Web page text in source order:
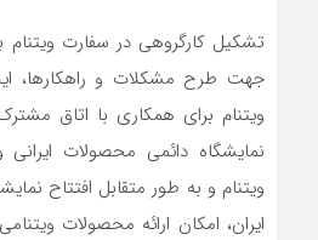
تشکیل کارگروهی در سفارت
جهت طرح مشکلات و راهکارها،
ویتنام برای همکاری با اتاق
نمایشگاه دائمی محصولات ایرانی
ویتنام و به طور متقابل افتتاح
ایران، امکان ارائه محصولات